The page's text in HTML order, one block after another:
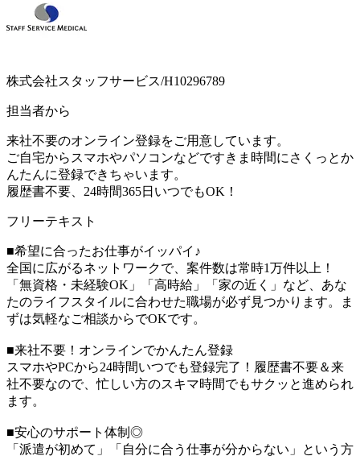
株式会社スタッフサービス/H10296789
担当者から
来社不要のオンライン登録をご用意しています。
ご自宅からスマホやパソコンなどですきま時間にさくっとか
んたんに登録できちゃいます。
履歴書不要、24時間365日いつでもOK！
フリーテキスト
■希望に合ったお仕事がイッパイ♪
全国に広がるネットワークで、案件数は常時1万件以上！
「無資格・未経験OK」「高時給」「家の近く」など、あな
たのライフスタイルに合わせた職場が必ず見つかります。ま
ずは気軽なご相談からでOKです。
■来社不要！オンラインでかんたん登録
スマホやPCから24時間いつでも登録完了！履歴書不要＆来
社不要なので、忙しい方のスキマ時間でもサクッと進められ
ます。
■安心のサポート体制◎
「派遣が初めて」「自分に合う仕事が分からない」という方